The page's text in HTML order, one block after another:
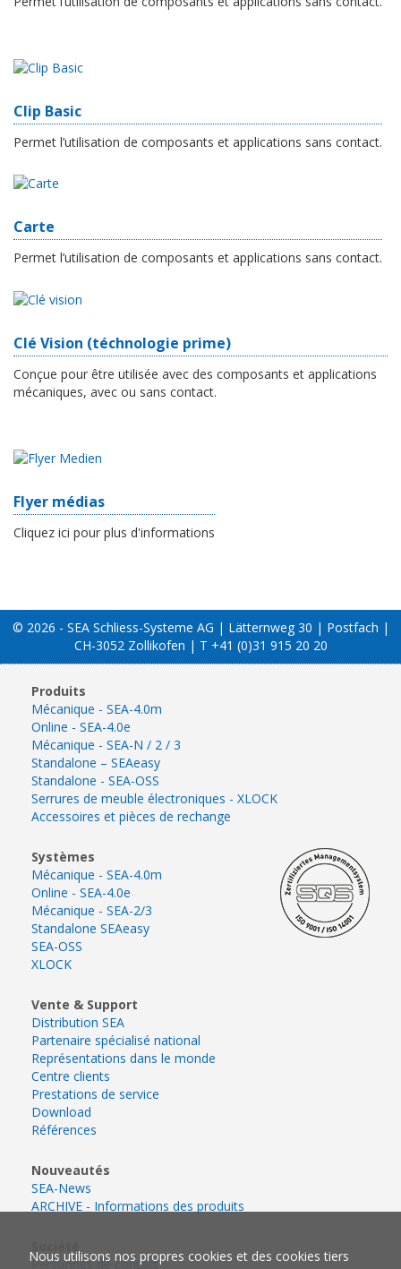
Clip Basic
Permet l’utilisation de composants et applications sans contact.
Carte
Permet l’utilisation de composants et applications sans contact.
Clé Vision (téchnologie prime)
Conçue pour être utilisée avec des composants et applications
mécaniques, avec ou sans contact.
Flyer médias
Cliquez ici pour plus d'informations
© 2026 - SEA Schliess-Systeme AG | Lätternweg 30 | Postfach |
CH-3052 Zollikofen | T +41 (0)31 915 20 20
Produits
Mécanique - SEA-4.0m
Online - SEA-4.0e
Mécanique - SEA-N / 2 / 3
Standalone – SEAeasy
Standalone - SEA-OSS
Serrures de meuble électroniques - XLOCK
Accessoires et pièces de rechange
Systèmes
Mécanique - SEA-4.0m
Online - SEA-4.0e
Mécanique - SEA-2/3
Standalone SEAeasy
SEA-OSS
XLOCK
Vente & Support
Distribution SEA
Partenaire spécialisé national
Représentations dans le monde
Centre clients
Prestations de service
Download
Références
Nouveautés
SEA-News
ARCHIVE - Informations des produits
Personnes de contact
Nous utilisons nos propres cookies et des cookies tiers